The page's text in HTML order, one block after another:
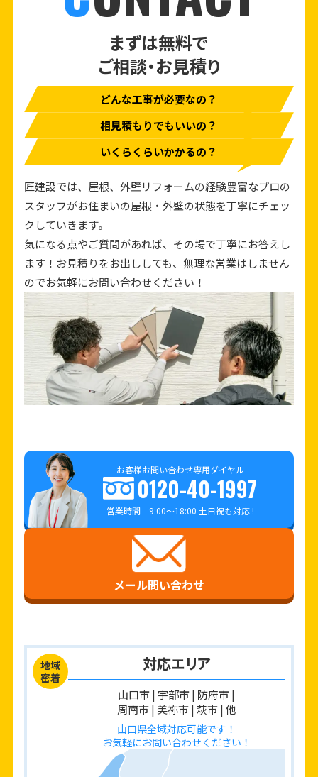
まずは無料で
ご相談・お見積り
どんな工事が必要なの？
相見積もりでもいいの？
いくらくらいかかるの？
匠建設では、屋根、外壁リフォームの経験豊富なプロの
スタッフがお住まいの屋根・外壁の状態を丁寧にチェッ
クしていきます。
気になる点やご質問があれば、その場で丁寧にお答えし
ます！お見積りをお出ししても、無理な営業はしません
のでお気軽にお問い合わせください！
お客様お問い合わせ専用ダイヤル
0120-40-1997
営業時間 9:00～18:00 土日祝も対応 !
メール問い合わせ
地域
密着
対応エリア
山口市 | 宇部市 | 防府市 |
周南市 | 美祢市 | 萩市 | 他
山口県全域対応可能です！
お気軽にお問い合わせください！